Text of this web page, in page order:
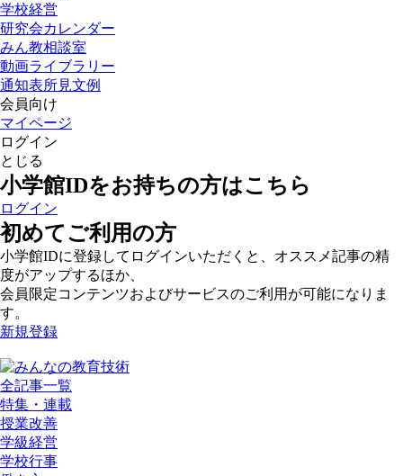
学校経営
研究会カレンダー
みん教相談室
動画ライブラリー
通知表所見文例
会員向け
マイページ
ログイン
とじる
小学館IDをお持ちの方はこちら
ログイン
初めてご利用の方
小学館IDに登録してログインいただくと、オススメ記事の精
度がアップするほか、
会員限定コンテンツおよびサービスのご利用が可能になりま
す。
新規登録
全記事一覧
特集・連載
授業改善
学級経営
学校行事